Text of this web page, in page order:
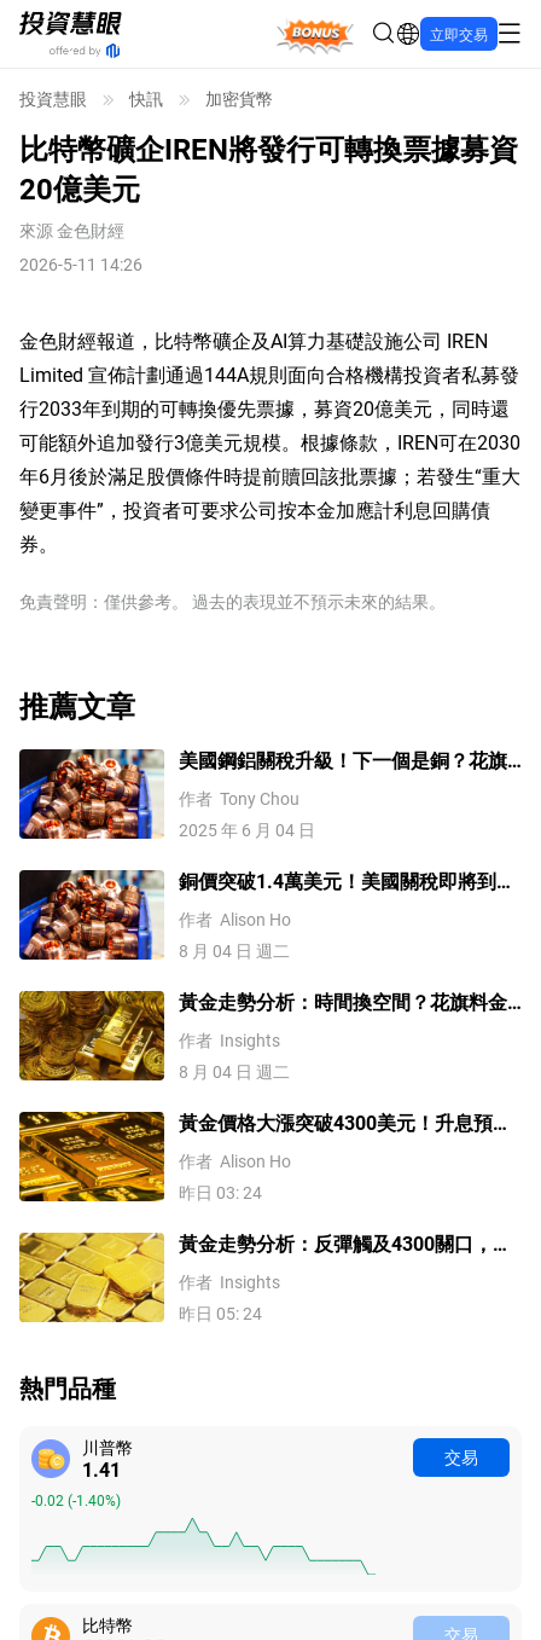
Bonus 立即交易
投資慧眼 快訊 加密貨幣
比特幣礦企IREN將發行可轉換票據募資
20億美元
來源金色財經
2026-5-11 14:26
金色財經報道，比特幣礦企及AI算力基礎設施公司 IREN
Limited 宣佈計劃通過144A規則面向合格機構投資者私募發
行2033年到期的可轉換優先票據，募資20億美元，同時還
可能額外追加發行3億美元規模。根據條款，IREN可在2030
年6月後於滿足股價條件時提前贖回該批票據；若發生“重大
變更事件”，投資者可要求公司按本金加應計利息回購債
券。
免責聲明：僅供參考。 過去的表現並不預示未來的結果。
推薦文章
美國鋼鋁關稅升級！下一個是銅？花旗
這樣說
作者 Tony Chou
2025 年 6 月 04 日
銅價突破1.4萬美元！美國關稅即將到
來？未來會再創新高嗎？
作者 Alison Ho
8 月 04 日 週二
黃金走勢分析：時間換空間？花旗料金
價四季度上探4500
作者 Insights
8 月 04 日 週二
黃金價格大漲突破4300美元！升息預期
降溫疊加央行購金，未來持續漲？
作者 Alison Ho
昨日 03: 24
黃金走勢分析：反彈觸及4300關口，
「雙底」確立劍指這一目標！
作者 Insights
昨日 05: 24
熱門品種
川普幣
1.41
-0.02 (-1.40%)
交易
比特幣 交易